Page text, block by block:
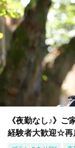
《夜勤なし♪》
経験者大歓迎☆再